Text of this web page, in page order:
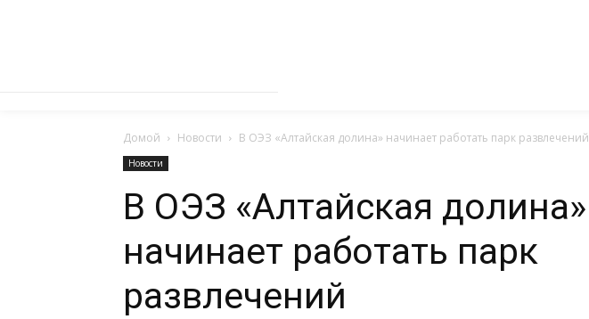
Домой Новости В ОЭЗ «Алтайская долина» начинает работать парк развлечений
Новости
В ОЭЗ «Алтайская долина»
начинает работать парк
развлечений